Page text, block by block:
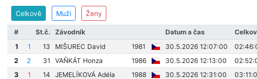
Celkově Muži Ženy
# St.č. Závodník Datum a čas
1
1 13 MIŠUREC David 1981 30.5.2026 12:07:00
2
2 31 VAŇKÁT Honza 1986 30.5.2026 12:13:00
3
1 14 JEMELÍKOVÁ Adéla 1988 30.5.2026 12:31:00